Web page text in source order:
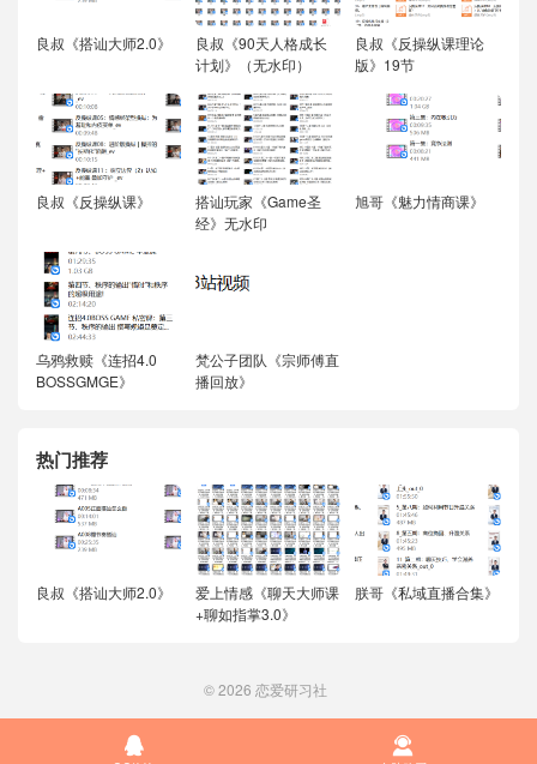
良叔《搭讪大师2.0》
良叔《90天人格成长
计划》（无水印）
良叔《反操纵课理论
版》19节
良叔《反操纵课》
搭讪玩家《Game圣
经》无水印
旭哥《魅力情商课》
乌鸦救赎《连招4.0
BOSSGMGE》
梵公子团队《宗师傅直
播回放》
热门推荐
良叔《搭讪大师2.0》
爱上情感《聊天大师课
+聊如指掌3.0》
朕哥《私域直播合集》
© 2026 恋爱研习社
 